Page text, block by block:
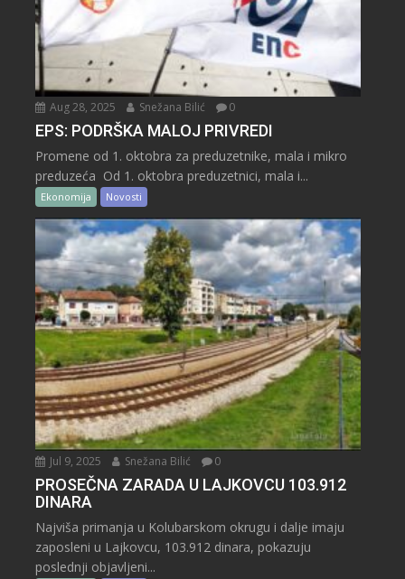
Aug 28, 2025 Snežana Bilić 0
EPS: PODRŠKA MALOJ PRIVREDI
Promene od 1. oktobra za preduzetnike, mala i mikro
preduzeća Od 1. oktobra preduzetnici, mala i...
Ekonomija Novosti
Jul 9, 2025 Snežana Bilić 0
PROSEČNA ZARADA U LAJKOVCU 103.912
DINARA
Najviša primanja u Kolubarskom okrugu i dalje imaju
zaposleni u Lajkovcu, 103.912 dinara, pokazuju
poslednji objavljeni...